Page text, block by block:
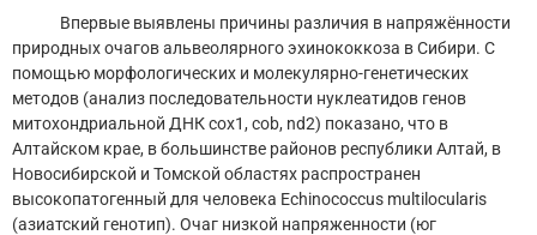
Впервые выявлены причины различия в напряжённости
природных очагов альвеолярного эхинококкоза в Сибири. С
помощью морфологических и молекулярно-генетических
методов (анализ последовательности нуклеатидов генов
митохондриальной ДНК cox1, cob, nd2) показано, что в
Алтайском крае, в большинстве районов республики Алтай, в
Новосибирской и Томской областях распространен
высокопатогенный для человека Echinococcus multilocularis
(азиатский генотип). Очаг низкой напряженности (юг